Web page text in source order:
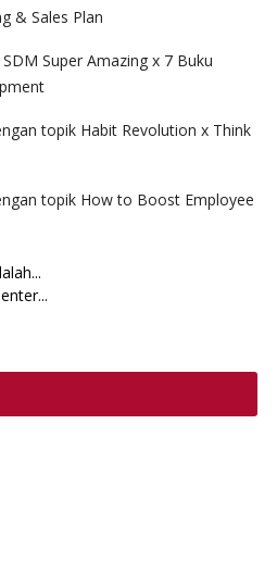
& Sales Plan
Super Amazing x 7 Buku
topik Habit Revolution x Think
topik How to Boost Employee